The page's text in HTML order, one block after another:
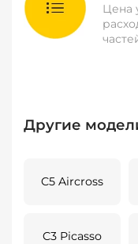
Цена
Другие
C5 Aircross
C3 Picasso